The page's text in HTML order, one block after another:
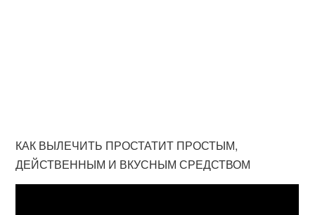
КАК ВЫЛЕЧИТЬ ПРОСТАТИТ ПРОСТЫМ,
ДЕЙСТВЕННЫМ И ВКУСНЫМ СРЕДСТВОМ